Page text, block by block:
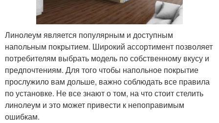
Линолеум является популярным и доступным
напольным покрытием. Широкий ассортимент позволяет
потребителям выбрать модель по собственному вкусу и
предпочтениям. Для того чтобы напольное покрытие
прослужило вам дольше, важно соблюдать все правила
по установке. Не все знают о том, на что стоит стелить
линолеум и это может привести к непоправимым
ошибкам.